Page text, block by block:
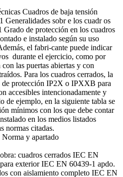
Cuadros de baja tensión
Generalidades sobr e los cuadr os
Grado de protección en los cuadros
e instalado según su uso
el fabri-cante puede indicar
durante el ejercicio, como por
las puertas abiertas y con
Para los cuadros cerrados, la
de protección IP2X o IPXXB para
accesibles intencionadamente y
de ejemplo, en la siguiente tabla se
mínimos con los que debe contar
en los medios listados
normas citadas.
y apartado
cuadros cerrados IEC EN
exterior IEC EN 60439-1 apdo.
con aislamiento completo IEC EN